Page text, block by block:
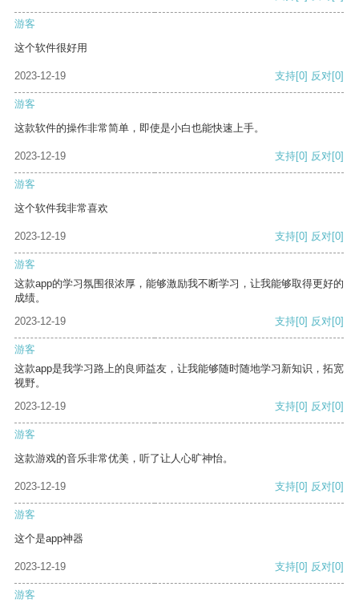
游客
这个软件很好用
2023-12-19 支持[0] 反对[0]
游客
这款软件的操作非常简单，即使是小白也能快速上手。
2023-12-19 支持[0] 反对[0]
游客
这个软件我非常喜欢
2023-12-19 支持[0] 反对[0]
游客
这款app的学习氛围很浓厚，能够激励我不断学习，让我能够取得更好的
成绩。
2023-12-19
支持[0] 反对[0]
游客
这款app是我学习路上的良师益友，让我能够随时随地学习新知识，拓宽
视野。
2023-12-19
支持[0] 反对[0]
游客
这款游戏的音乐非常优美，听了让人心旷神怡。
2023-12-19 支持[0] 反对[0]
游客
这个是app神器
2023-12-19 支持[0] 反对[0]
游客